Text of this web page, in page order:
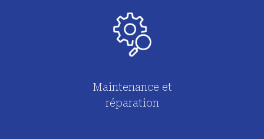
Maintenance et
réparation